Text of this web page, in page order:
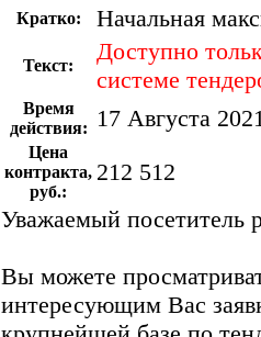
Кратко: Начальная
Текст:
Доступно
системе
Время
действия:
17 Августа
Цена
контракта,
руб.:
212 512
Уважаемый посетитель
Вы можете
интересующим Вас